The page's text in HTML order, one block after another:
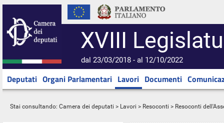
XVIII
dal 23/03/2018 - al 12/10/2022
Deputati Organi Parlamentari Lavori Documenti
Stai consultando: Camera dei deputati > Lavori > Resoconti > Resoconti